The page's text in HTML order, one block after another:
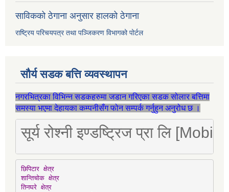
साविकको ठेगाना अनुसार हालको ठेगाना
राष्ट्रिय परिचयपत्र तथा पञ्जिकरण विभागको पोर्टल
सौर्य सडक बत्ति व्यवस्थापन
नगरभित्रका विभिन्न सडकहरुमा जडान गरिएका सडक सोलार बत्तिमा
समस्या भएमा देहायका कम्पनीसँग फोन सम्पर्क गर्नुहुन अनुरोध छ ।
सूर्य रोश्नी इण्डष्ट्रिज प्रा लि
छिपिटार क्षेत्र
शान्तिचोक क्षेत्र
तिनघरे क्षेत्र